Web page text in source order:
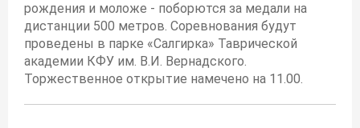
рождения и моложе - поборются за медали на
дистанции 500 метров. Соревнования будут
проведены в парке «Салгирка» Таврической
академии КФУ им. В.И. Вернадского.
Торжественное открытие намечено на 11.00.